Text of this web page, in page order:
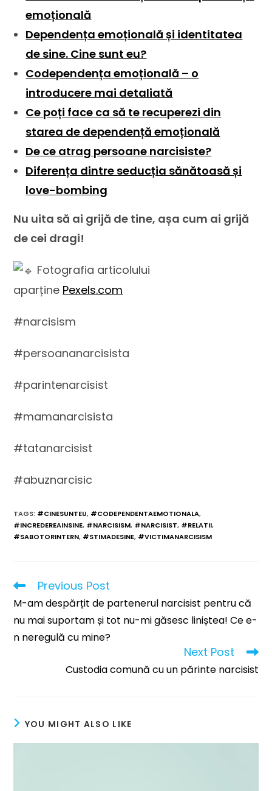
emoțională
Dependența emoțională și identitatea
de sine. Cine sunt eu?
Codependența emoțională – o
introducere mai detaliată
Ce poți face ca să te recuperezi din
starea de dependență emoțională
De ce atrag persoane narcisiste?
Diferența dintre seducția sănătoasă și
love-bombing
Nu uita să ai grijă de tine, așa cum ai grijă
de cei dragi!
Fotografia articolului
aparține Pexels.com
#narcisism
#persoananarcisista
#parintenarcisist
#mamanarcisista
#tatanarcisist
#abuznarcisic
TAGS: #CINESUNTEU, #CODEPENDENTAEMOTIONALA,
#INCREDEREAINSINE, #NARCISISM, #NARCISIST, #RELATII,
#SABOTORINTERN, #STIMADESINE, #VICTIMANARCISISM
Previous Post
M-am despărțit de partenerul narcisist pentru că
nu mai suportam și tot nu-mi găsesc liniștea! Ce e-
n neregulă cu mine?
Next Post
Custodia comună cu un părinte narcisist
YOU MIGHT ALSO LIKE